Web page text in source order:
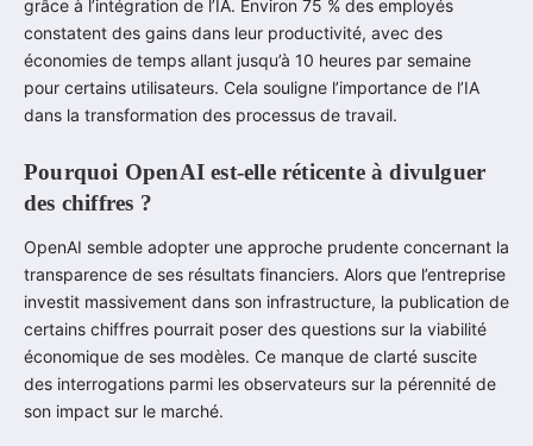
grâce à l’intégration de l’IA. Environ 75 % des employés
constatent des gains dans leur productivité, avec des
économies de temps allant jusqu’à 10 heures par semaine
pour certains utilisateurs. Cela souligne l’importance de l’IA
dans la transformation des processus de travail.
Pourquoi OpenAI est-elle réticente à divulguer
des chiffres ?
OpenAI semble adopter une approche prudente concernant la
transparence de ses résultats financiers. Alors que l’entreprise
investit massivement dans son infrastructure, la publication de
certains chiffres pourrait poser des questions sur la viabilité
économique de ses modèles. Ce manque de clarté suscite
des interrogations parmi les observateurs sur la pérennité de
son impact sur le marché.